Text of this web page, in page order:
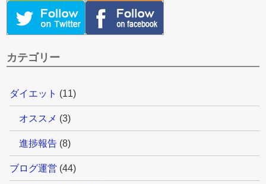
カテゴリー
ダイエット (11)
オススメ (3)
進捗報告 (8)
ブログ運営 (44)